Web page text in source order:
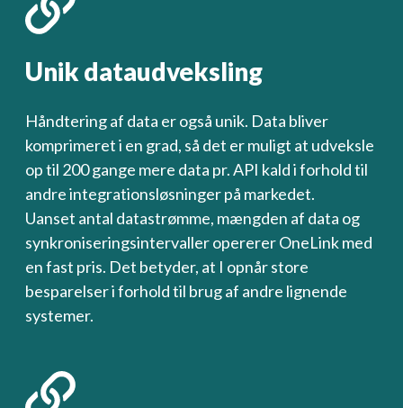
Unik dataudveksling
Håndtering af data er også unik. Data bliver
komprimeret i en grad, så det er muligt at udveksle
op til 200 gange mere data pr. API kald i forhold til
andre integrationsløsninger på markedet.
Uanset antal datastrømme, mængden af data og
synkroniseringsintervaller opererer OneLink med
en fast pris. Det betyder, at I opnår store
besparelser i forhold til brug af andre lignende
systemer.